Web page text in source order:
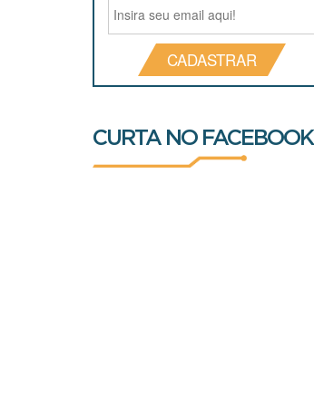
CADASTRAR
CURTA NO FACEBOOK